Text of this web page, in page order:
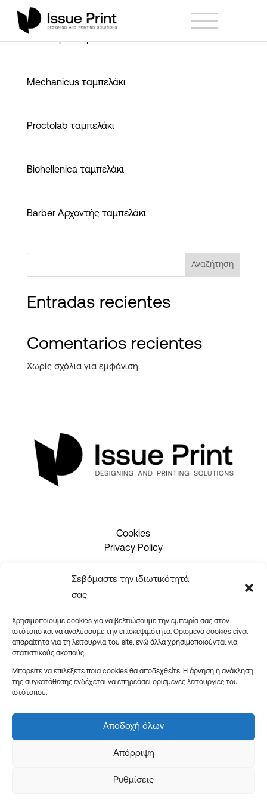
Σεβόμαστε την ιδιωτικότητά
σας
Χρησιμοποιούμε cookies για να βελτιώσουμε την εμπειρία σας στον
ιστότοπο και να αναλύσουμε την επισκεψιμότητα. Ορισμένα cookies είναι
απαραίτητα για τη λειτουργία του site, ενώ άλλα χρησιμοποιούνται για
στατιστικούς σκοπούς.
Μπορείτε να επιλέξετε ποια cookies θα αποδεχθείτε. Η άρνηση ή ανάκληση
της συγκατάθεσης ενδέχεται να επηρεάσει ορισμένες λειτουργίες του
ιστότοπου.
Αποδοχή όλων
Απόρριψη
Ρυθμίσεις
STEM spot ταμπελάκι
Mechanicus ταμπελάκι
Proctolab ταμπελάκι
Biohellenica ταμπελάκι
Barber Αρχοντής ταμπελάκι
Αναζήτηση
Entradas recientes
Comentarios recientes
Χωρίς σχόλια για εμφάνιση.
Cookies
Privacy Policy
2310 465660
info@issueprint.gr|ipsilou@gmail.com
We2Design grafx & web